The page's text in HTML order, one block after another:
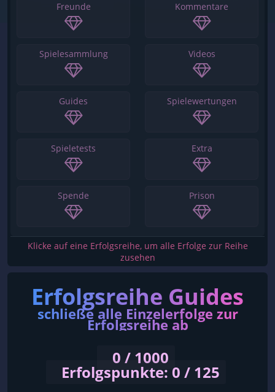
Freunde Kommentare
Spielesammlung Videos
Guides Spielewertungen
Spieletests Extra
Spende Prison
Klicke auf eine Erfolgsreihe, um alle Erfolge zur Reihe
zusehen
Erfolgsreihe Guides
schließe alle Einzelerfolge zur
Erfolgsreihe ab
0 / 1000
Erfolgspunkte: 0 / 125